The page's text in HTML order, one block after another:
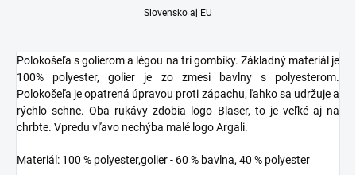
Slovensko aj EU
Polokošeľa s golierom a légou na tri gombíky. Základný materiál je
100% polyester, golier je zo zmesi bavlny s polyesterom.
Polokošeľa je opatrená úpravou proti zápachu, ľahko sa udržuje a
rýchlo schne. Oba rukávy zdobia logo Blaser, to je veľké aj na
chrbte. Vpredu vľavo nechýba malé logo Argali.
Materiál: 100 % polyester,golier - 60 % bavlna, 40 % polyester